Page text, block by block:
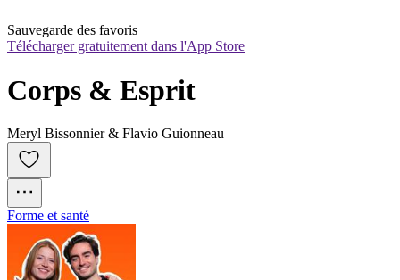
Sauvegarde des favoris
Télécharger gratuitement dans l'App Store
Corps & Esprit
Meryl Bissonnier & Flavio Guionneau
Forme et santé